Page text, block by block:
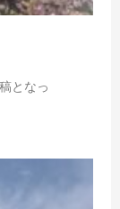
となっ